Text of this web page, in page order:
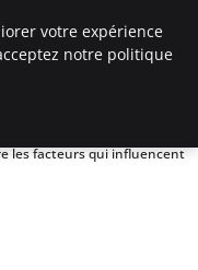
les facteurs qui influencent
votre expérience
notre politique